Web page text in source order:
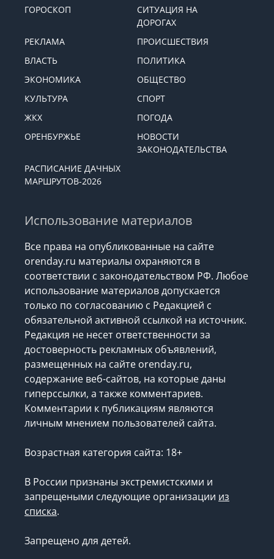
ГОРОСКОП
СИТУАЦИЯ НА
ДОРОГАХ
РЕКЛАМА
ПРОИСШЕСТВИЯ
ВЛАСТЬ
ПОЛИТИКА
ЭКОНОМИКА
ОБЩЕСТВО
КУЛЬТУРА
СПОРТ
ЖКХ
ПОГОДА
ОРЕНБУРЖЬЕ
НОВОСТИ
ЗАКОНОДАТЕЛЬСТВА
РАСПИСАНИЕ ДАЧНЫХ
МАРШРУТОВ-2026
Использование материалов
Все права на опубликованные на сайте
orenday.ru материалы охраняются в
соответствии с законодательством РФ. Любое
использование материалов допускается
только по согласованию с Редакцией с
обязательной активной ссылкой на источник.
Редакция не несет ответственности за
достоверность рекламных объявлений,
размещенных на сайте orenday.ru,
содержание веб-сайтов, на которые даны
гиперссылки, а также комментариев.
Комментарии к публикациям являются
личным мнением пользователей сайта.
Возрастная категория сайта: 18+
В России признаны экстремистскими и
запрещеными следующие организации из
списка.
Запрещено для детей.